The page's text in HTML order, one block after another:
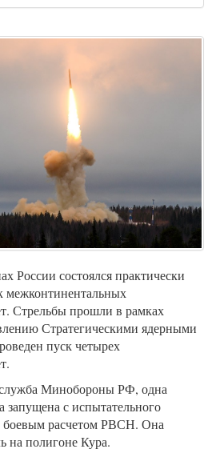
России состоялся практически
межконтинентальных
Стрельбы прошли в рамках
Стратегическими ядерными
пуск четырех
Минобороны РФ, одна
запущена с испытательного
боевым расчетом РВСН. Она
на полигоне Кура.